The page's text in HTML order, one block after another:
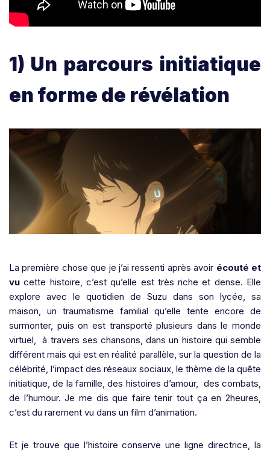
1) Un parcours initiatique
en forme de révélation
La première chose que je j’ai ressenti après avoir écouté et
vu cette histoire, c’est qu’elle est très riche et dense. Elle
explore avec le quotidien de Suzu dans son lycée, sa
maison, un traumatisme familial qu’elle tente encore de
surmonter, puis on est transporté plusieurs dans le monde
virtuel,
à travers ses chansons, dans un histoire qui semble
différent mais qui est en réalité parallèle, sur la question de la
célébrité, l’impact des réseaux sociaux, le thème de la quête
initiatique, de la famille, des histoires d’amour, des combats,
de l’humour. Je me dis que faire tenir tout ça en 2heures,
c’est du rarement vu dans un film d’animation.
Et je trouve que l’histoire conserve une ligne directrice, la